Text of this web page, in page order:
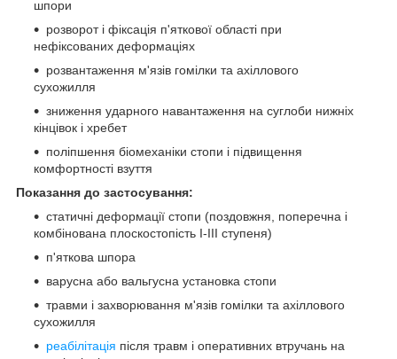
шпори
розворот і фіксація п'яткової області при
нефіксованих деформаціях
розвантаження м'язів гомілки та ахіллового
сухожилля
зниження ударного навантаження на суглоби нижніх
кінцівок і хребет
поліпшення біомеханіки стопи і підвищення
комфортності взуття
Показання до застосування:
статичні деформації стопи (поздовжня, поперечна і
комбінована плоскостопість I-III ступеня)
п'яткова шпора
варусна або вальгусна установка стопи
травми і захворювання м'язів гомілки та ахіллового
сухожилля
реабілітація після травм і оперативних втручань на